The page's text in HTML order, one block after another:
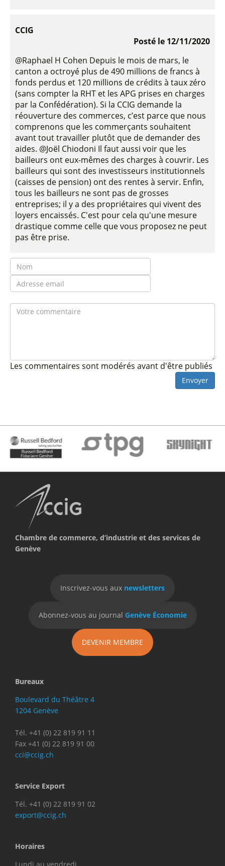
CCIG
Posté le 12/11/2020
@Raphael H Cohen Depuis le mois de mars, le
canton a octroyé plus de 490 millions de francs à
fonds perdus et 120 millions de crédits à taux zéro
(sans compter la RHT et les APG prises en charges
par la Confédération). Si la CCIG demande la
réouverture des commerces, c’est parce que nous
comprenons que les commerçants souhaitent
avant tout travailler plutôt que de demander des
aides. @Joël Chiodoni Il faut aussi voir que les
bailleurs ont eux-mêmes des charges à couvrir. Les
bailleurs qui sont des investisseurs institutionnels
(caisses de pension) ont des rentes à servir. Enfin,
tous les bailleurs ne sont pas de grosses
entreprises; il y a des propriétaires qui vivent des
loyers encaissés. C'est pour cela qu'une mesure
drastique comme celle que vous proposez ne peut
pas être prise.
Les commentaires sont modérés avant d'être publiés
Envoyer
Chambre de commerce, d’industrie et des services de
Genève
Inscrivez-vous aux newsletters
Abonnez-vous au journal Genève Économie
DEVENIR MEMBRE
Bureaux
Boulevard du Théâtre 4
1204 Genève
Tél. +41 (0) 22 819 91 11
Fax +41 (0) 22 819 91 00
cci@ccig.ch
Service Export
Tél. +41 (0) 22 819 91 02
export@ccig.ch
Horaires